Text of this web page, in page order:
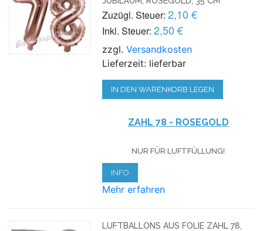
Zuzügl. Steuer: 2,10 €
Inkl. Steuer: 2,50 €
zzgl.Versandkosten
Lieferzeit: lieferbar
IN DEN WARENKORB LEGEN
ZAHL 78 - ROSEGOLD
NUR FÜR LUFTFÜLLUNG!
INFO
Mehr erfahren
LUFTBALLONS AUS FOLIE ZAHL 78,